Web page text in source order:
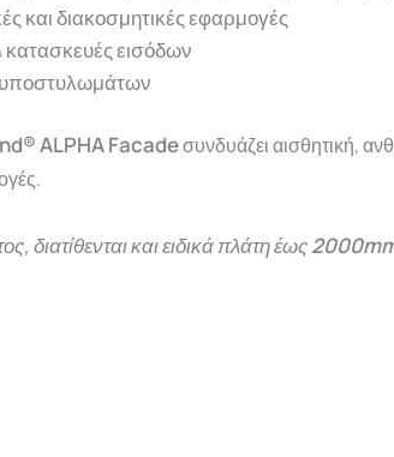
και διακοσμητικές εφαρμογές
εισόδων
ALPHA Facadeσυνδυάζει αισθητική,
διατίθενται και ειδικά πλάτη έως